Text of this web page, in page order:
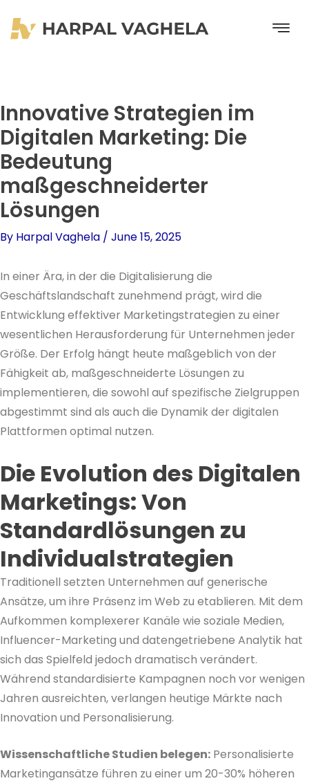
Innovative Strategien im
Digitalen Marketing: Die
Bedeutung
maßgeschneiderter
Lösungen
By Harpal Vaghela / June 15, 2025
In einer Ära, in der die Digitalisierung die
Geschäftslandschaft zunehmend prägt, wird die
Entwicklung effektiver Marketingstrategien zu einer
wesentlichen Herausforderung für Unternehmen jeder
Größe. Der Erfolg hängt heute maßgeblich von der
Fähigkeit ab, maßgeschneiderte Lösungen zu
implementieren, die sowohl auf spezifische Zielgruppen
abgestimmt sind als auch die Dynamik der digitalen
Plattformen optimal nutzen.
Die Evolution des Digitalen
Marketings: Von
Standardlösungen zu
Individualstrategien
Traditionell setzten Unternehmen auf generische
Ansätze, um ihre Präsenz im Web zu etablieren. Mit dem
Aufkommen komplexerer Kanäle wie soziale Medien,
Influencer-Marketing und datengetriebene Analytik hat
sich das Spielfeld jedoch dramatisch verändert.
Während standardisierte Kampagnen noch vor wenigen
Jahren ausreichten, verlangen heutige Märkte nach
Innovation und Personalisierung.
Wissenschaftliche Studien belegen: Personalisierte
Marketingansätze führen zu einer um 20-30% höheren